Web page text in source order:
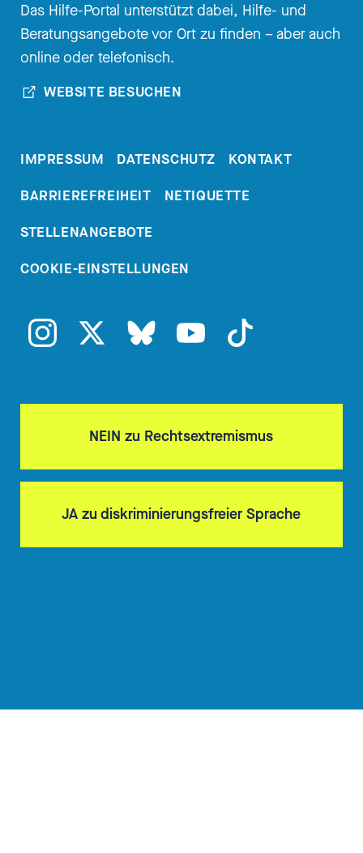
Das Hilfe-Portal unterstützt dabei, Hilfe- und
Beratungsangebote vor Ort zu finden – aber auch
online oder telefonisch.
WEBSITE BESUCHEN
IMPRESSUM DATENSCHUTZ
KONTAKT
BARRIEREFREIHEIT
NETIQUETTE
STELLENANGEBOTE
COOKIE-EINSTELLUNGEN
NEIN zu Rechtsextremismus
JA zu diskriminierungsfreier Sprache